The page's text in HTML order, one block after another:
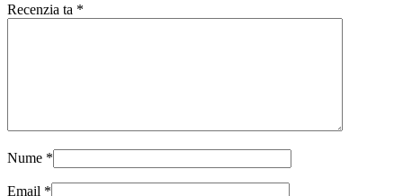
Recenzia ta *
Nume *
Email *